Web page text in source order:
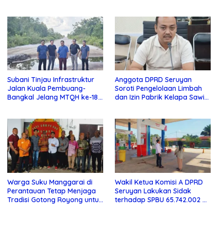
Subani Tinjau Infrastruktur
Jalan Kuala Pembuang-
Bangkal Jelang MTQH ke-18
Anggota DPRD Seruyan
Soroti Pengelolaan Limbah
dan Izin Pabrik Kelapa Sawit
Warga Suku Manggarai di
Perantauan Tetap Menjaga
Tradisi Gotong Royong untuk
Wakil Ketua Komisi A DPRD
Seruyan Lakukan Sidak
terhadap SPBU 65.742.002 di